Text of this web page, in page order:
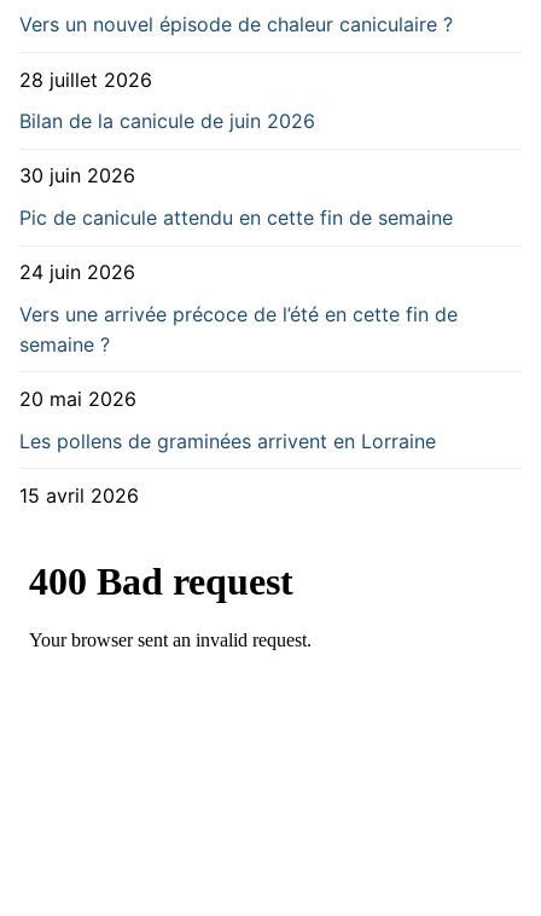
Vers un nouvel épisode de chaleur caniculaire ?
28 juillet 2026
Bilan de la canicule de juin 2026
30 juin 2026
Pic de canicule attendu en cette fin de semaine
24 juin 2026
Vers une arrivée précoce de l’été en cette fin de
semaine ?
20 mai 2026
Les pollens de graminées arrivent en Lorraine
15 avril 2026